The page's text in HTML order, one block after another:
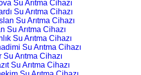
Su Arıtma Cihazı
Su Arıtma Cihazı
Su Arıtma Cihazı
Su Arıtma Cihazı
Su Arıtma Cihazı
Su Arıtma Cihazı
Su Arıtma Cihazı
Su Arıtma Cihazı